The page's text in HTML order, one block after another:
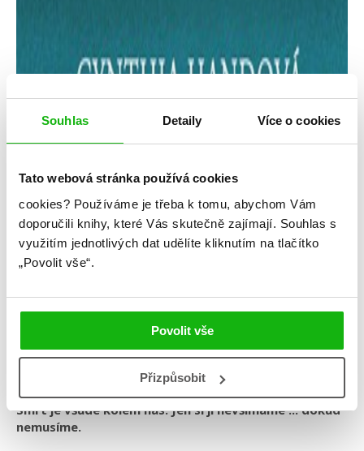
Souhlas Detaily Více o cookies
Tato webová stránka používá cookies
cookies? Používáme je třeba k tomu, abychom Vám
doporučili knihy, které Vás skutečně zajímají. Souhlas s
využitím jednotlivých dat udělíte kliknutím na tlačítko
„Povolit vše“.
Povolit vše
Přizpůsobit
Kdybychom se neviděli
Cynthia Handová
Smrt je všude kolem nás. Jen si jí nevšímáme ... dokud
nemusíme.